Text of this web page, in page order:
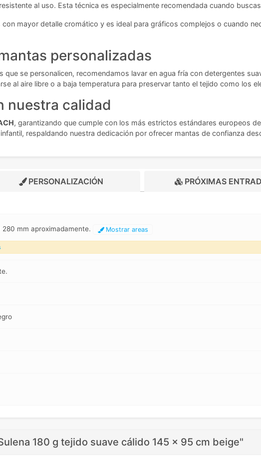
al uso. Esta técnica es especialmente recomendada cuando
mayor detalle cromático y es ideal para gráficos complejos o cuando
personalizadas
que se personalicen, recomendamos lavar en agua fría con detergentes
al aire libre o a baja temperatura para preservar tanto el tejido como los
nuestra calidad
, garantizando que cumple con los más estrictos estándares europeos
respaldando nuestra dedicación por ofrecer mantas de confianza
PERSONALIZACIÓN PRÓXIMAS
mm aproximadamente. Mostrar areas
180 g tejido suave cálido 145 x 95 cm beige"